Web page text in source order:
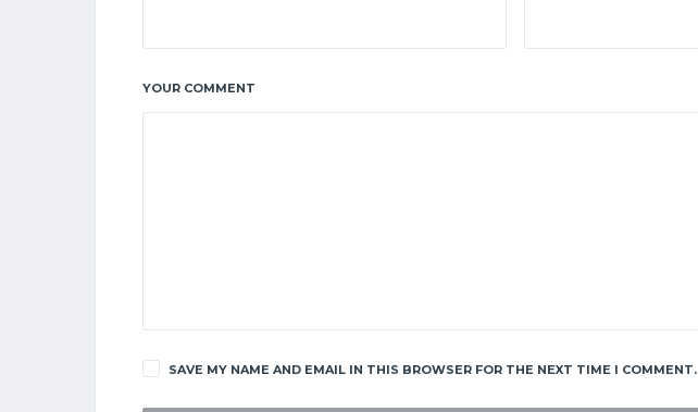
YOUR COMMENT
SAVE MY NAME AND EMAIL IN THIS BROWSER FOR THE NEXT TIME I COMMENT.